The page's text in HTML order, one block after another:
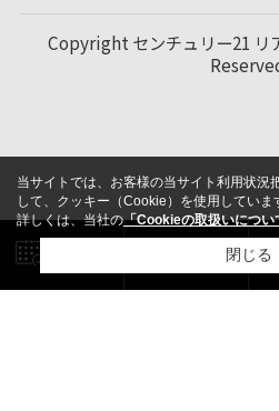
Copyright センチュリー21 リ
当サイトでは、お客様の当サイト利用状況
して、クッキー（Cookie）を使用していま
詳しくは、当社の「Cookieの取扱いについ
閉じる